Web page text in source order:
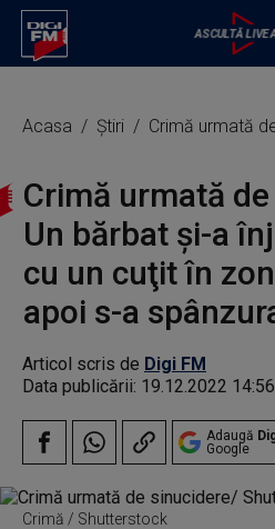
Acasa Știri Crimă urmată de sinucidere. Un bărbat
Crimă urmată
Un bărbat şi-a
cu un cuţit în
apoi s-a
Articol scris de Digi FM
Data publicării: 19.12.2022 14:56
Adaugă
Google
Crimă / Shutterstock